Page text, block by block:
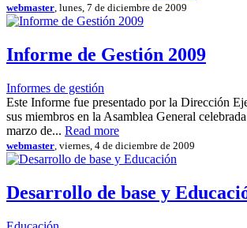
webmaster , lunes, 7 de diciembre de 2009
Informe de Gestión 2009
Informes de gestión
Este Informe fue presentado por la Dirección
sus miembros en la Asamblea General
marzo de... Read more
webmaster , viernes, 4 de diciembre de 2009
Desarrollo de base y